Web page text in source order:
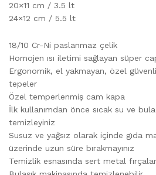
20×11 cm / 3.5 lt
24×12 cm / 5.5 lt
18/10 Cr-Ni paslanmaz çelik
Homojen ısı iletimi sağlayan süper
Ergonomik, el yakmayan, özel
tepeler
Özel temperlenmiş cam kapa
İlk kullanımdan önce sıcak su ve
temizleyiniz
Susuz ve yağsız olarak içinde gıda
üzerinde uzun süre bırakmayınız
Temizlik esnasında sert metal fırçalar